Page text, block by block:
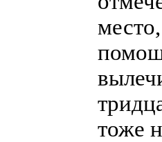
тоже